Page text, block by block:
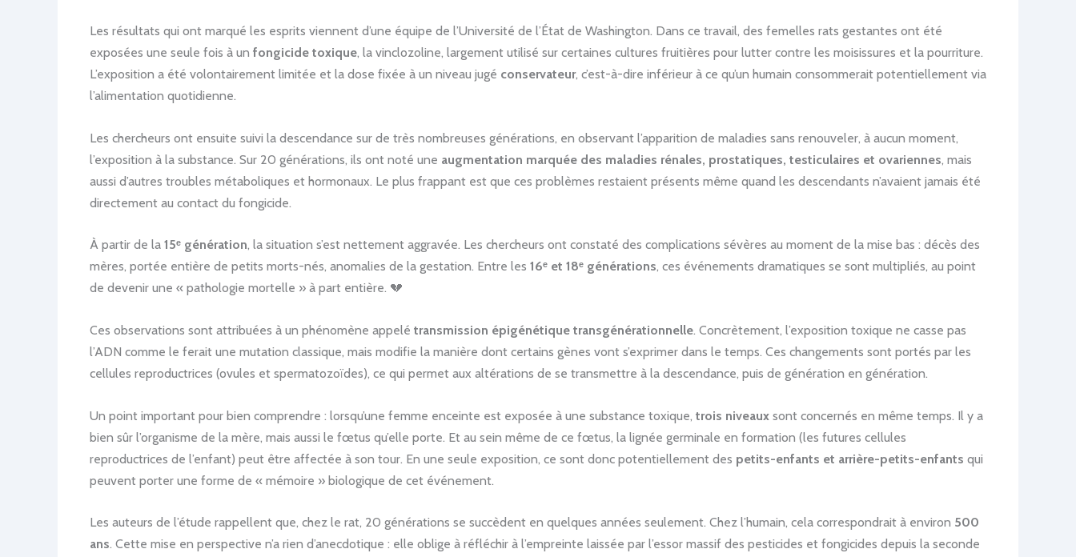
Les résultats qui ont marqué les esprits viennent d’une équipe de l’Université de l’État de Washington. Dans ce travail, des femelles rats gestantes ont été
exposées une seule fois à un fongicide toxique, la vinclozoline, largement utilisé sur certaines cultures fruitières pour lutter contre les moisissures et la pourriture.
L’exposition a été volontairement limitée et la dose fixée à un niveau jugé conservateur, c’est-à-dire inférieur à ce qu’un humain consommerait potentiellement via
l’alimentation quotidienne.
Les chercheurs ont ensuite suivi la descendance sur de très nombreuses générations, en observant l’apparition de maladies sans renouveler, à aucun moment,
l’exposition à la substance. Sur 20 générations, ils ont noté une augmentation marquée des maladies rénales, prostatiques, testiculaires et ovariennes, mais
aussi d’autres troubles métaboliques et hormonaux. Le plus frappant est que ces problèmes restaient présents même quand les descendants n’avaient jamais été
directement au contact du fongicide.
À partir de la 15ᵉ génération, la situation s’est nettement aggravée. Les chercheurs ont constaté des complications sévères au moment de la mise bas : décès des
mères, portée entière de petits morts-nés, anomalies de la gestation. Entre les 16ᵉ et 18ᵉ générations, ces événements dramatiques se sont multipliés, au point
de devenir une « pathologie mortelle » à part entière. 💔
Ces observations sont attribuées à un phénomène appelé transmission épigénétique transgénérationnelle. Concrètement, l’exposition toxique ne casse pas
l’ADN comme le ferait une mutation classique, mais modifie la manière dont certains gènes vont s’exprimer dans le temps. Ces changements sont portés par les
cellules reproductrices (ovules et spermatozoïdes), ce qui permet aux altérations de se transmettre à la descendance, puis de génération en génération.
Un point important pour bien comprendre : lorsqu’une femme enceinte est exposée à une substance toxique, trois niveaux sont concernés en même temps. Il y a
bien sûr l’organisme de la mère, mais aussi le fœtus qu’elle porte. Et au sein même de ce fœtus, la lignée germinale en formation (les futures cellules
reproductrices de l’enfant) peut être affectée à son tour. En une seule exposition, ce sont donc potentiellement des petits-enfants et arrière-petits-enfants qui
peuvent porter une forme de « mémoire » biologique de cet événement.
Les auteurs de l’étude rappellent que, chez le rat, 20 générations se succèdent en quelques années seulement. Chez l’humain, cela correspondrait à environ 500
ans. Cette mise en perspective n’a rien d’anecdotique : elle oblige à réfléchir à l’empreinte laissée par l’essor massif des pesticides et fongicides depuis la seconde